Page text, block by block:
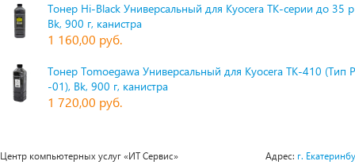
Тонер Hi-Black Универсальный для Kyocera TK-серии до 35
Bk, 900 г, канистра
1 160,00 руб.
Тонер Tomoegawa Универсальный для Kyocera TK-410 (Тип
-01), Bk, 900 г, канистра
1 720,00 руб.
Центр компьютерных услуг «ИТ Сервис» Адрес: г.